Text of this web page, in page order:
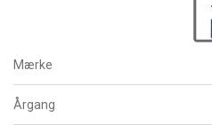
Mærke
Årgang